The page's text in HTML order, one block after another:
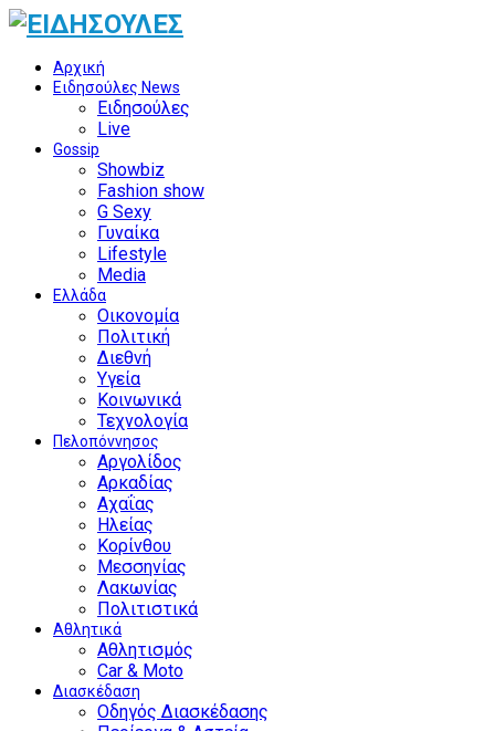
Αρχική
Ειδησούλες News
Ειδησούλες
Live
Gossip
Showbiz
Fashion show
G Sexy
Γυναίκα
Lifestyle
Media
Ελλάδα
Οικονομία
Πολιτική
Διεθνή
Υγεία
Κοινωνικά
Τεχνολογία
Πελοπόννησος
Αργολίδος
Αρκαδίας
Αχαΐας
Ηλείας
Κορίνθου
Μεσσηνίας
Λακωνίας
Πολιτιστικά
Αθλητικά
Αθλητισμός
Car & Moto
Διασκέδαση
Οδηγός Διασκέδασης